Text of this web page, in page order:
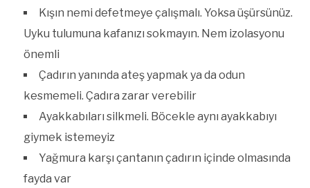
Kışın nemi defetmeye çalışmalı. Yoksa üşürsünüz.
Uyku tulumuna kafanızı sokmayın. Nem izolasyonu
önemli
Çadırın yanında ateş yapmak ya da odun
kesmemeli. Çadıra zarar verebilir
Ayakkabıları silkmeli. Böcekle aynı ayakkabıyı
giymek istemeyiz
Yağmura karşı çantanın çadırın içinde olmasında
fayda var